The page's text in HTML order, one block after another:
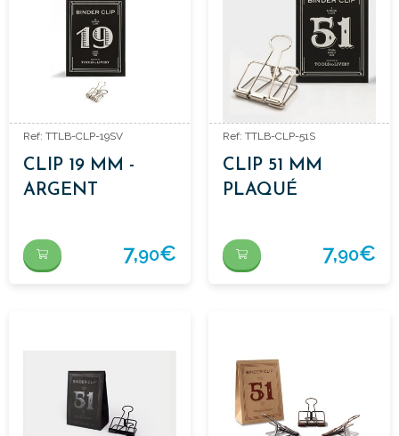
Ref: TTLB-CLP-19SV
CLIP 19 MM -
ARGENT
7,90€
Ref: TTLB-CLP-51S
CLIP 51 MM
PLAQUÉ
7,90€